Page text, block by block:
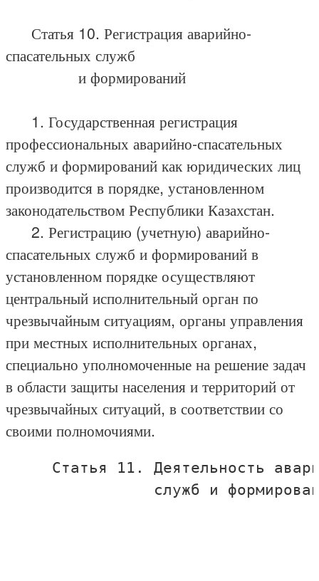
Статья 10. Регистрация аварийно-
спасательных служб
и формирований
1. Государственная регистрация
профессиональных аварийно-спасательных
служб и формирований как юридических лиц
производится в порядке, установленном
законодательством Республики Казахстан.
2. Регистрацию (учетную) аварийно-
спасательных служб и формирований в
установленном порядке осуществляют
центральный исполнительный орган по
чрезвычайным ситуациям, органы управления
при местных исполнительных органах,
специально уполномоченные на решение задач
в области защиты населения и территорий от
чрезвычайных ситуаций, в соответствии со
своими полномочиями.
Статья 11. Деятельность
служб и